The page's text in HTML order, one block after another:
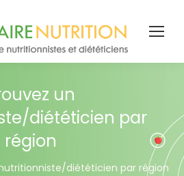
un
diététicien par
région
diététicien par région